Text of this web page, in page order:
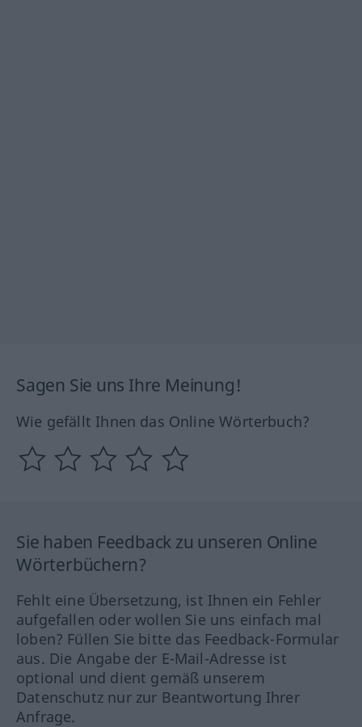
Sagen Sie uns Ihre Meinung!
Wie gefällt Ihnen das Online Wörterbuch?
Sie haben Feedback zu unseren Online
Wörterbüchern?
Fehlt eine Übersetzung, ist Ihnen ein Fehler
aufgefallen oder wollen Sie uns einfach mal
loben? Füllen Sie bitte das Feedback-Formular
aus. Die Angabe der E-Mail-Adresse ist
optional und dient gemäß unserem
Datenschutz nur zur Beantwortung Ihrer
Anfrage.